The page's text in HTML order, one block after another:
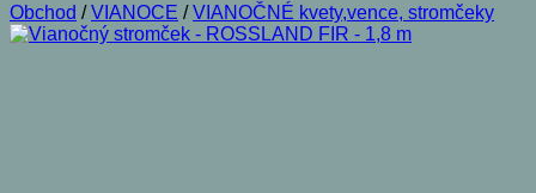
Obchod / VIANOCE / VIANOČNÉ kvety,vence, stromčeky